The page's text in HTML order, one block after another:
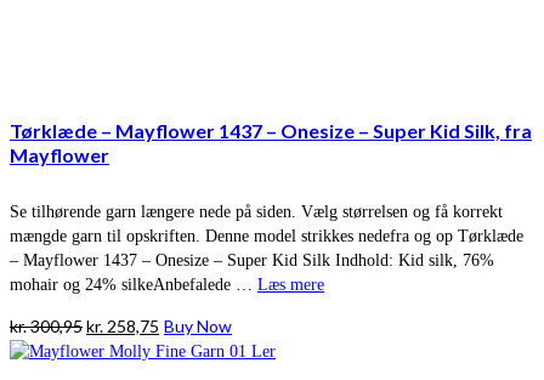
Tørklæde – Mayflower 1437 – Onesize – Super Kid Silk, fra
Mayflower
Se tilhørende garn længere nede på siden. Vælg størrelsen og få korrekt
mængde garn til opskriften. Denne model strikkes nedefra og op Tørklæde
– Mayflower 1437 – Onesize – Super Kid Silk Indhold: Kid silk, 76%
mohair og 24% silkeAnbefalede … Læs mere
kr.300,95Den
oprindelige
kr. 258,75 Den
aktuelle
Buy Now